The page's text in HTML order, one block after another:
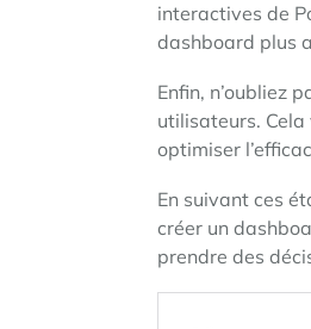
interactives de
dashboard plus
Enfin, n’oubliez
utilisateurs.
optimiser
En suivant ces
créer un
prendre des